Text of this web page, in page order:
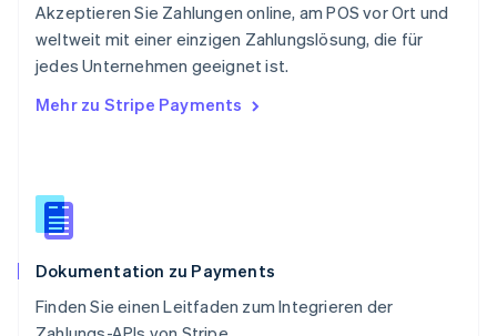
Akzeptieren Sie Zahlungen online, am POS vor Ort und
weltweit mit einer einzigen Zahlungslösung, die für
jedes Unternehmen geeignet ist.
Mehr zu Stripe Payments
Dokumentation zu Payments
Finden Sie einen Leitfaden zum Integrieren der
Singapur
English简体中文
Slowakei
Slowenien
English
Spanien
Thailand
Tschechische Republik